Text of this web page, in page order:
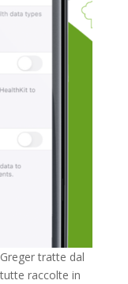
tratte dal
raccolte in